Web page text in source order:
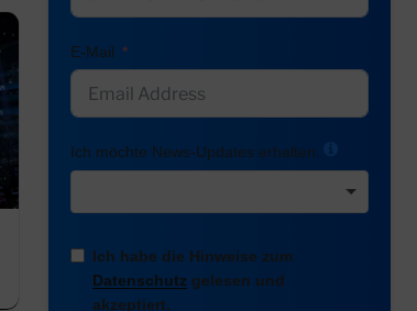
E-Mail
Ich möchte News-Updates erhalten:
Ich habe die Hinweise zum
Datenschutz gelesen und
akzeptiert.